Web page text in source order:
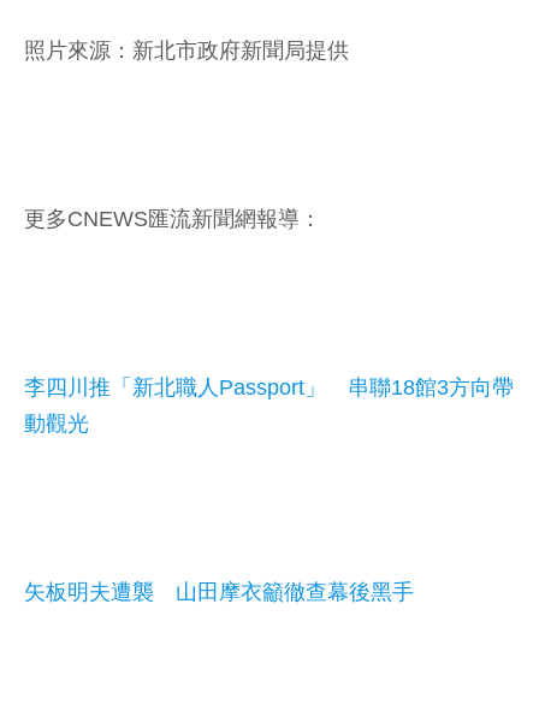
照片來源：新北市政府新聞局提供
更多CNEWS匯流新聞網報導：
李四川推「新北職人Passport」 串聯18館3方向帶
動觀光
矢板明夫遭襲 山田摩衣籲徹查幕後黑手